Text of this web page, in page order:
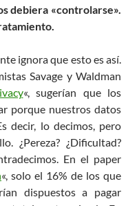
debiera «controlarse».
ignora que esto es así.
Savage y Waldman
«, sugerían que los
porque nuestros datos
decir, lo decimos, pero
¿Pereza? ¿Dificultad?
En el paper
«, solo el 16% de los que
dispuestos a pagar